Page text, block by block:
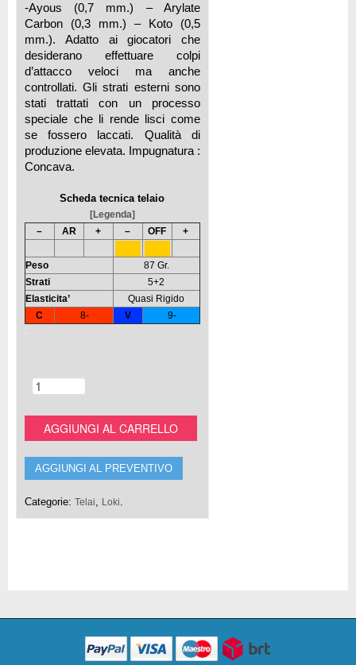
-Ayous (0,7 mm.) – Arylate
Carbon (0,3 mm.) – Koto (0,5
mm.). Adatto ai giocatori che
desiderano effettuare colpi
d’attacco veloci ma anche
controllati. Gli strati esterni sono
stati trattati con un processo
speciale che li rende lisci come
se fossero laccati. Qualità di
produzione elevata. Impugnatura :
Concava.
Scheda tecnica telaio
[Legenda]
–
AR + – OFF +
Peso
87 Gr.
Strati
5+2
Elasticita’
Quasi Rigido
C
8- V 9-
AGGIUNGI AL CARRELLO
AGGIUNGI AL PREVENTIVO
Categorie: Telai, Loki.